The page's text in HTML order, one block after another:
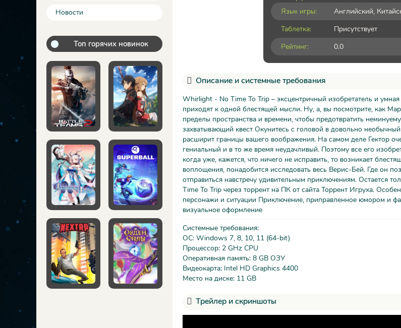
Новости
Топ горячих новинок
Язык игры:
Английский,
Таблетка:
Присутствует
Рейтинг:
0.0
Описание и системные требования
Whirlight - No Time To Trip – эксцентричный изобретатель и
приходят к одной блестящей мысли. Ну, а, вы посмотрите, как
пределы пространства и времени, чтобы предотвратить
захватывающий квест Окунитесь с головой в довольно
расширит границы вашего воображения. На самом деле Гектор
гениальный и в то же время неудачливый. Поэтому все его
когда уже, кажется, что ничего не исправить, то возникает
воплощения, понадобится исследовать весь Верис-Бей. Где он
отправиться навстречу удивительным приключениям. Остается
Time To Trip через торрент на ПК от сайта Торрент Игруха.
персонажи и ситуации Приключение, приправленное юмором и
визуальное оформление
Системные требования:
ОС: Windows 7, 8, 10, 11 (64-bit)
Процессор: 2 GHz CPU
Оперативная память: 8 GB ОЗУ
Видеокарта: Intel HD Graphics 4400
Место на диске: 11 GB
Трейлер и скриншоты